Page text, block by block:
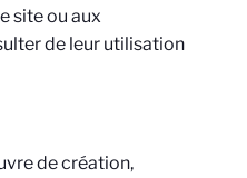
site ou aux
de leur utilisation
de création,